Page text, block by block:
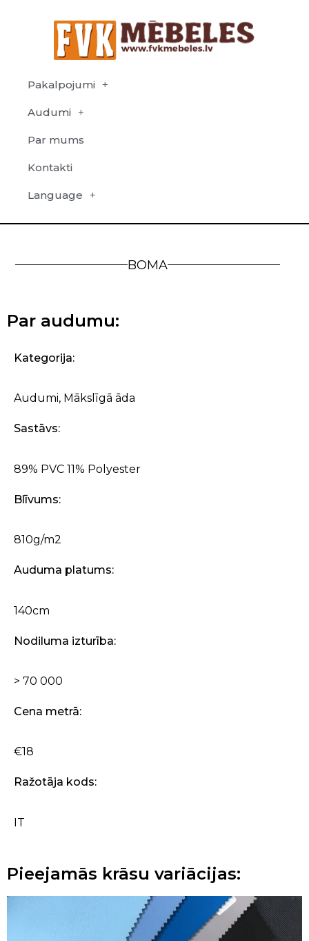
Pakalpojumi
Audumi
Par mums
Kontakti
Language
BOMA
Pieejamās krāsu variācijas:
Par audumu:
Kategorija:
Audumi, Mākslīgā āda
Sastāvs:
89% PVC 11% Polyester
Blīvums:
810g/m2
Auduma platums:
140cm
Nodiluma izturība:
> 70 000
Cena metrā:
€18
Ražotāja kods:
IT